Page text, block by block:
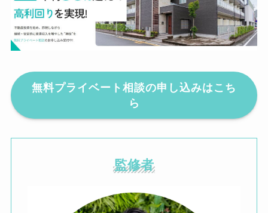
無料プライベート相談の申し込みはこち
ら
監修者